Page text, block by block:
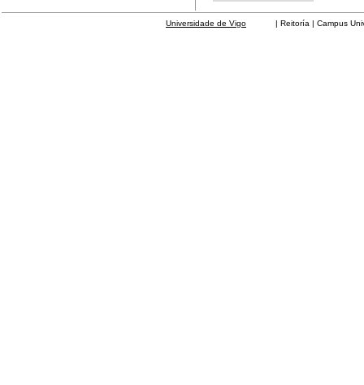
Universidade de Vigo | Reitoría | Campus